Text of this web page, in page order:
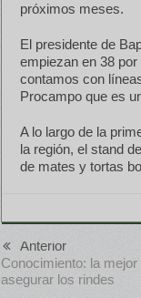
próximos meses.
El presidente de
empiezan en 38
contamos con
Procampo que es
A lo largo de la
la región, el stand
de mates y tortas
Anterior
Conocimiento: la mejor
asegurar los rindes